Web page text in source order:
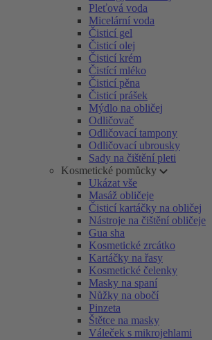
Pleťová voda
Micelární voda
Čisticí gel
Čisticí olej
Čisticí krém
Čistící mléko
Čisticí pěna
Čisticí prášek
Mýdlo na obličej
Odličovač
Odličovací tampony
Odličovací ubrousky
Sady na čištění pleti
Kosmetické pomůcky
Ukázat vše
Masáž obličeje
Čisticí kartáčky na obličej
Nástroje na čištění obličeje
Gua sha
Kosmetické zrcátko
Kartáčky na řasy
Kosmetické čelenky
Masky na spaní
Nůžky na obočí
Pinzeta
Štětce na masky
Váleček s mikrojehlami